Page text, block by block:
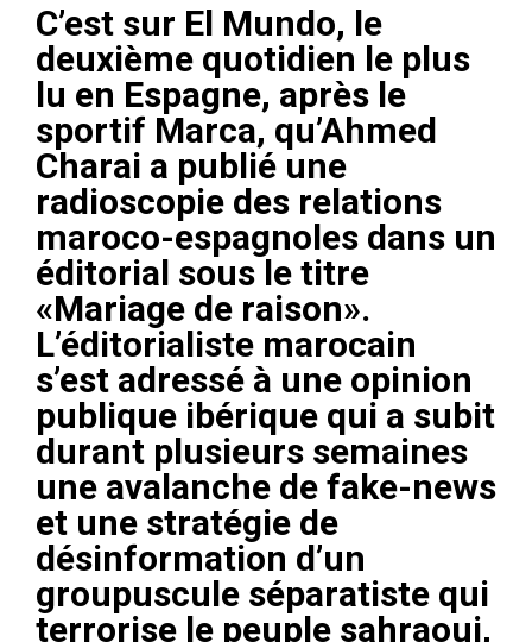
C’est sur El Mundo, le
deuxième quotidien le plus
lu en Espagne, après le
sportif Marca, qu’Ahmed
Charai a publié une
radioscopie des relations
maroco-espagnoles dans un
éditorial sous le titre
«Mariage de raison».
L’éditorialiste marocain
s’est adressé à une opinion
publique ibérique qui a subit
durant plusieurs semaines
une avalanche de fake-news
et une stratégie de
désinformation d’un
groupuscule séparatiste qui
terrorise le peuple sahraoui,